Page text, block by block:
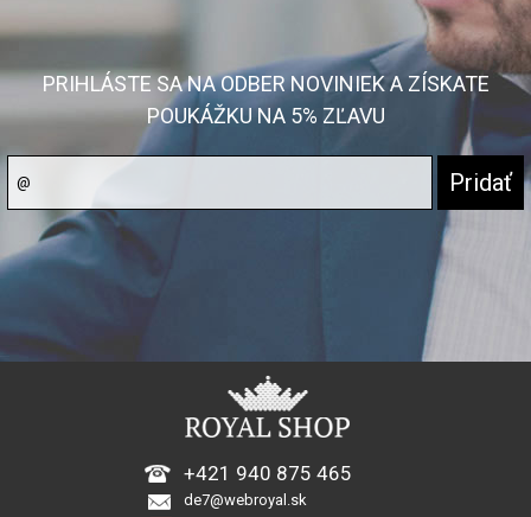
PRIHLÁSTE SA NA ODBER NOVINIEK A ZÍSKATE
POUKÁŽKU NA 5% ZĽAVU
+421 940 875 465
de7@webroyal.sk